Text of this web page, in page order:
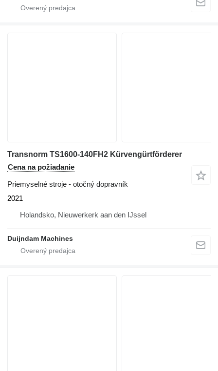
Transnorm TS1600-140FH2 Kürvengürtförderer
Cena na požiadanie
Priemyselné stroje - otočný dopravník
2021
Holandsko, Nieuwerkerk aan den IJssel
Duijndam Machines